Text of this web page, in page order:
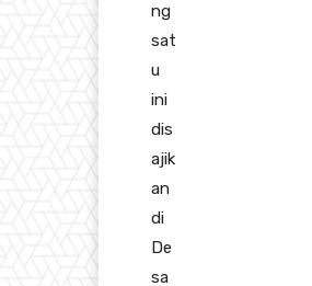
ng
sat
u
ini
dis
ajik
an
di
De
sa